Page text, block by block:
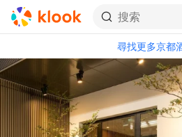
搜索
尋找更多京都